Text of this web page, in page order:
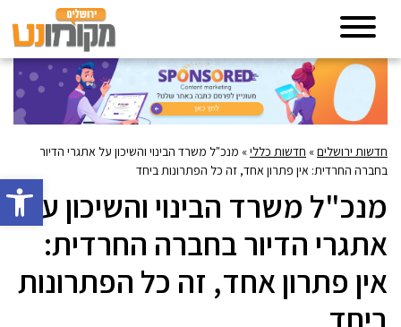
פתח
חדשות ירושלים» חדשות כללי» מנכ"ל משרד הבינוי והשיכון על אתגרי הדיור
בחברה החרדית: אין פתרון אחד, זה כל הפתרונות ביחד
מנכ"ל משרד הבינוי והשיכון על
אתגרי הדיור בחברה החרדית:
אין פתרון אחד, זה כל הפתרונות